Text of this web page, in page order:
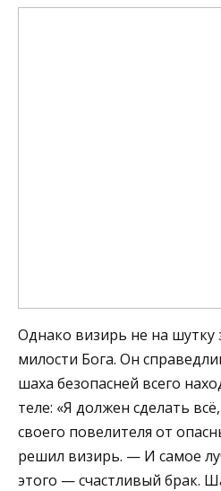
Однако визирь не на шутку
милости Бога. Он
шаха безопасней всего
теле: «Я должен сделать
своего повелителя от
решил визирь. — И самое
этого — счастливый брак.